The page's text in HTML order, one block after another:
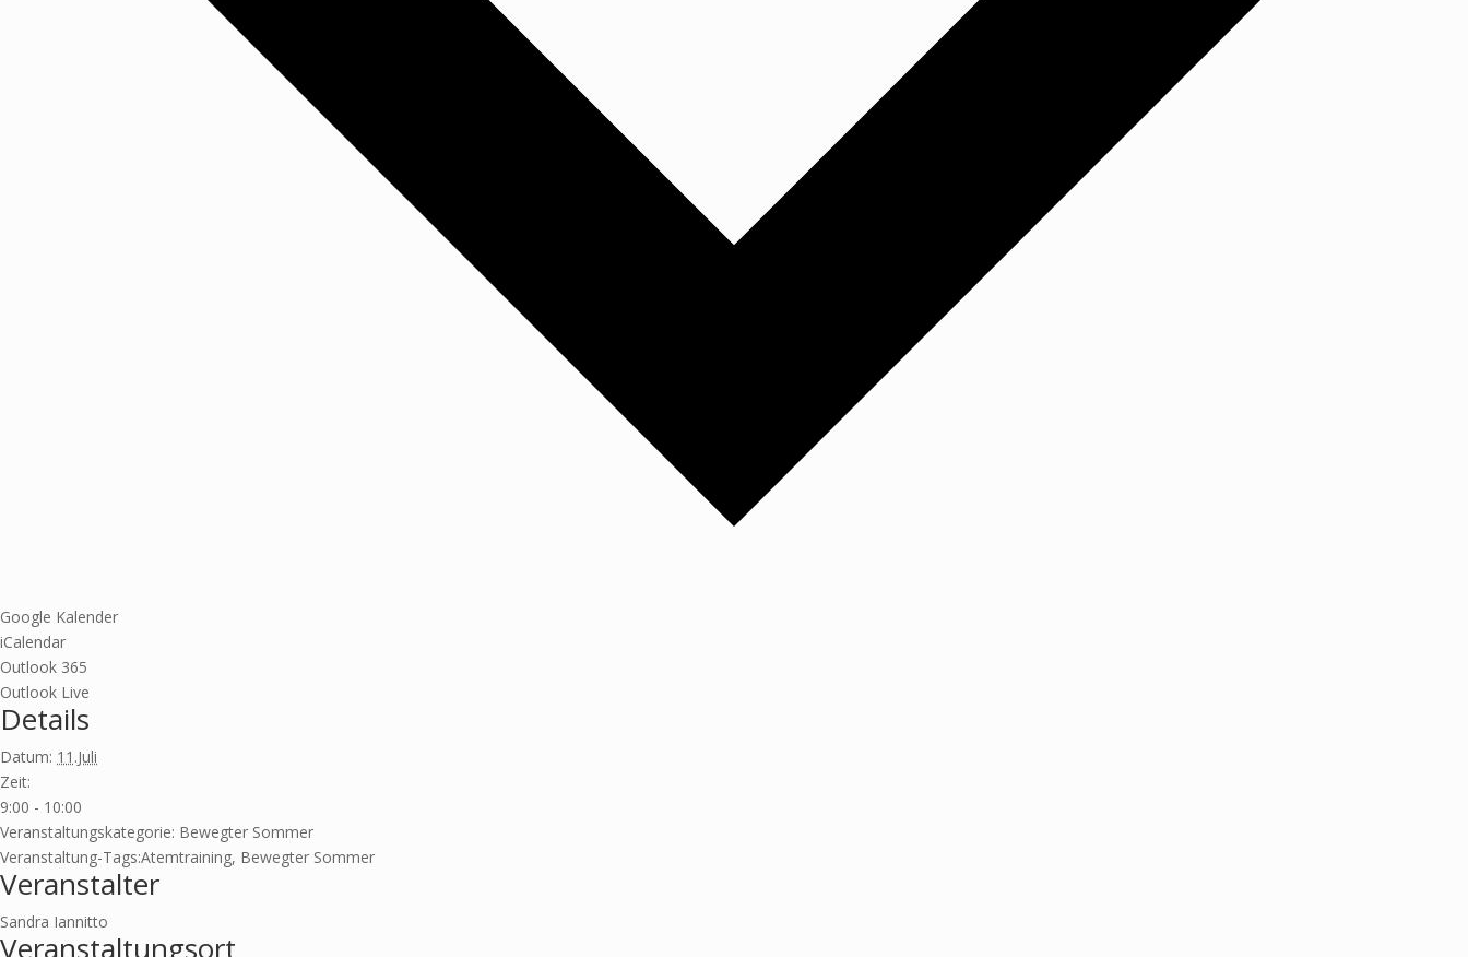
Google Kalender
iCalendar
Outlook 365
Outlook Live
Details
Datum: 11.Juli
Zeit:
9:00 - 10:00
Veranstaltungskategorie: Bewegter Sommer
Veranstaltung-Tags:Atemtraining, Bewegter Sommer
Veranstalter
Sandra Iannitto
Veranstaltungsort